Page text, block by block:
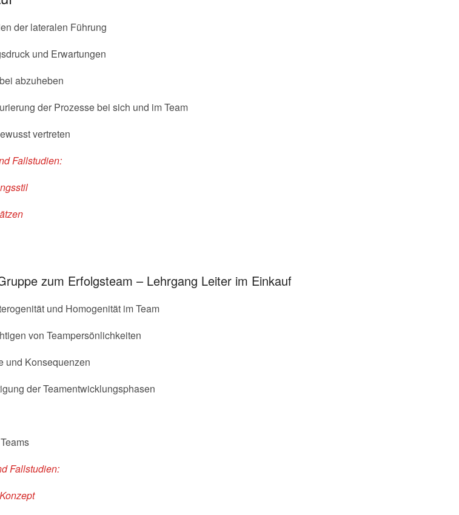
der lateralen Führung
und Erwartungen
abzuheben
der Prozesse bei sich und im Team
vertreten
Fallstudien:
zum Erfolgsteam – Lehrgang Leiter im Einkauf
und Homogenität im Team
von Teampersönlichkeiten
und Konsequenzen
der Teamentwicklungsphasen
Fallstudien: